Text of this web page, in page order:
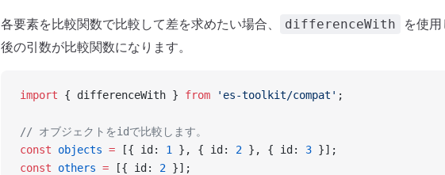
各要素を比較関数で比較して差を求めたい場合、 differenceWith
を使
後の引数が比較関数になります。
import { differenceWith } from 'es-toolkit/compat' ;
// オブジェクトをidで比較します。
const objects = [{ id: 1 }, { id: 2 }, { id: 3 }];
const others = [{ id: 2 }];